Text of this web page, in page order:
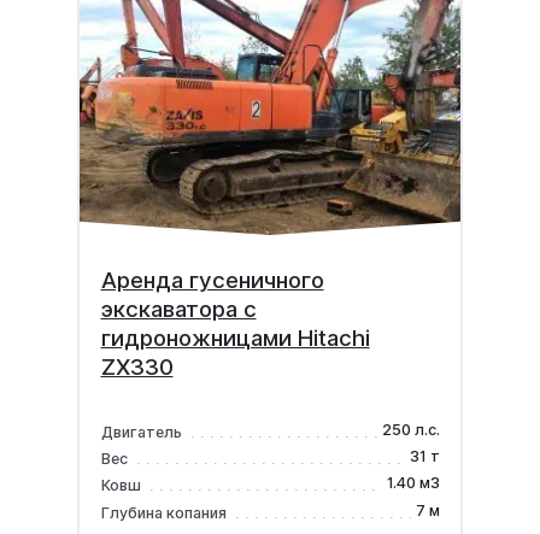
Аренда гусеничного
экскаватора с
гидроножницами Hitachi
ZX330
Двигатель
250 л.с.
Вес
31 т
Ковш
1.40 м3
Глубина копания
7 м